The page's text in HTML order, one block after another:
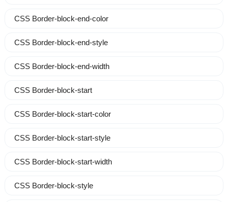
CSS Border-block-end-color
CSS Border-block-end-style
CSS Border-block-end-width
CSS Border-block-start
CSS Border-block-start-color
CSS Border-block-start-style
CSS Border-block-start-width
CSS Border-block-style